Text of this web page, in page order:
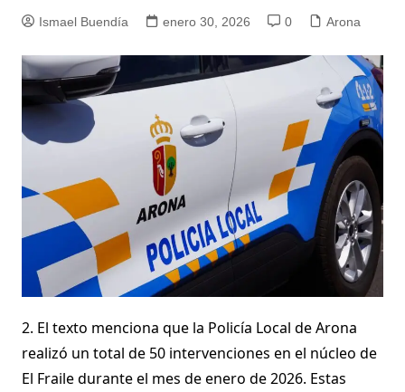
Ismael Buendía enero 30, 2026 0 Arona
2. El texto menciona que la Policía Local de Arona
realizó un total de 50 intervenciones en el núcleo de
El Fraile durante el mes de enero de 2026. Estas